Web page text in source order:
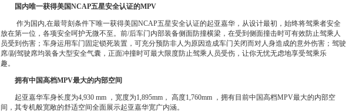
国内唯一获得美国NCAP五星安全认证的MPV
作为国内,在最苛刻条件下唯一获得美国NCAP五星安全认证的起亚嘉华，从设计最初，始终将驾乘者安全
放在第一位，各项安全呵护无微不至。前/后车门内部装备侧面防撞横梁，在受到侧面撞击时可有效防止驾乘人
员受到伤害；车身运用车门固定锁死装置，可充分预防非人为原因造成车门关闭而对人身造成的意外伤害；驾驶
席/副驾驶席均装备大型安全气囊，正面冲撞时可最大限度防止驾乘人员受伤，让你无忧无虑地享受驾乘乐
趣。
拥有中国高档MPV最大的内部空间
起亚嘉华车身长度为4,930 mm ，宽度为1,895mm， 高度1,760mm ，拥有目前中国高档MPV最大的内部空
间，其专机般宽敞的舒适空间全面展示起亚嘉华宽广内涵。